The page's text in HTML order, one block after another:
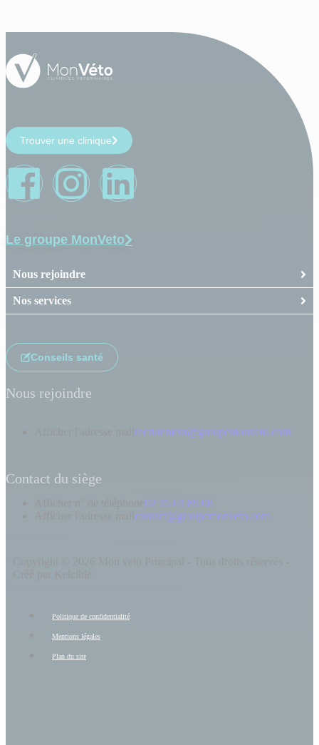
Trouver une clinique
Le groupe MonVeto
Nous rejoindre
Nos services
Conseils santé
Nous rejoindre
recrutement@groupemonveto.com
Contact du siège
02 35 63 89 08
contact@groupemonveto.com
Politique de confidentialité
Mentions légales
Plan du site